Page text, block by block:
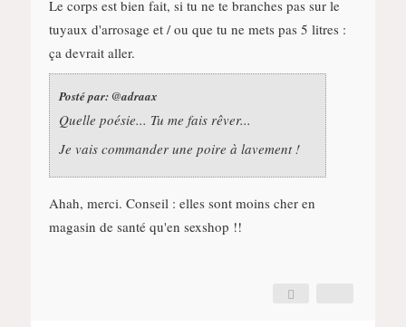
Le corps est bien fait, si tu ne te branches pas sur le
tuyaux d'arrosage et / ou que tu ne mets pas 5 litres :
ça devrait aller.
Posté par:@adraax
Quelle poésie... Tu me fais rêver...
Je vais commander une poire à lavement !
Ahah, merci. Conseil : elles sont moins cher en
magasin de santé qu'en sexshop !!